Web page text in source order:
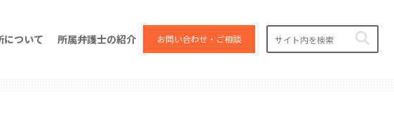
について 所属弁護士の紹介 お問い合わせ・ご相談